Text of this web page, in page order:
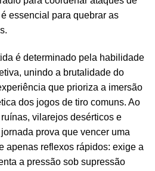
essencial para quebrar as
é determinado pela habilidade
unindo a brutalidade do
que prioriza a imersão
dos jogos de tiro comuns. Ao
vilarejos desérticos e
prova que vencer uma
apenas reflexos rápidos: exige a
a pressão sob supressão